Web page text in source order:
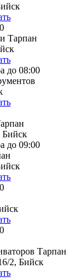
Тарпан
до 08:00
Бийск
до 09:00
Тарпан
2, Бийск